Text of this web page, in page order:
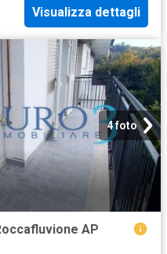
Visualizza dettagli
4 foto
AP